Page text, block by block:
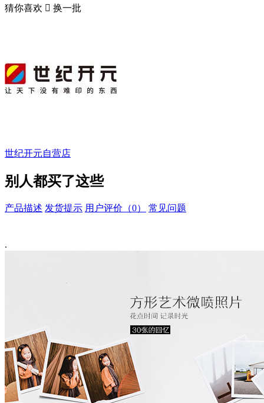
猜你喜欢  换一批
世纪开元自营店
别人都买了这些
产品描述 发货提示 用户评价（0） 常见问题
.